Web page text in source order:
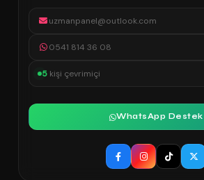
uzmanpanel@outlook.com
0541 814 36 08
5 kişi çevrimiçi
WhatsApp Destek